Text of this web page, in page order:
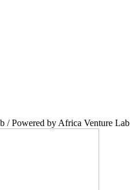
/ Powered by Africa Venture Lab